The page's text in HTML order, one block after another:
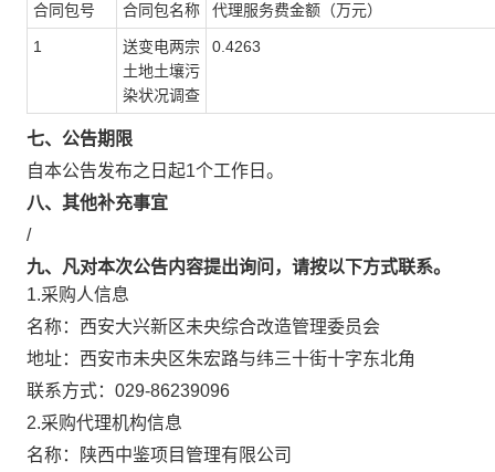
合同包号 合同包名称 代理服务费金额（万元）
1
送变电两宗
土地土壤污
染状况调查
0.4263
七、公告期限
自本公告发布之日起1个工作日。
八、其他补充事宜
/
九、凡对本次公告内容提出询问，请按以下方式联系。
1.采购人信息
名称： 西安大兴新区未央综合改造管理委员会
地址： 西安市未央区朱宏路与纬三十街十字东北角
联系方式： 029-86239096
2.采购代理机构信息
名称：
陕西中鉴项目管理有限公司